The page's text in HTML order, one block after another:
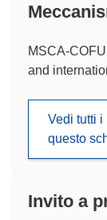
MSCA-
and
Vedi tutti i
questo
Invito a